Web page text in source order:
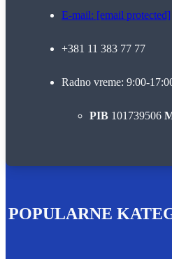
E-mail: [email protected]
+381 11 383 77 77
Radno vreme: 9:00-
PIB 101739506
POPULARNE